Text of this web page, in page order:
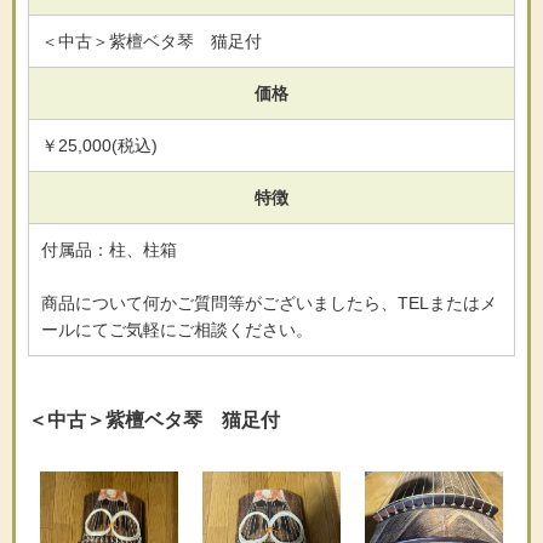
＜中古＞紫檀ベタ琴 猫足付
価格
￥25,000(税込)
特徴
付属品：柱、柱箱
商品について何かご質問等がございましたら、TELまたはメ
ールにてご気軽にご相談ください。
＜中古＞紫檀ベタ琴 猫足付